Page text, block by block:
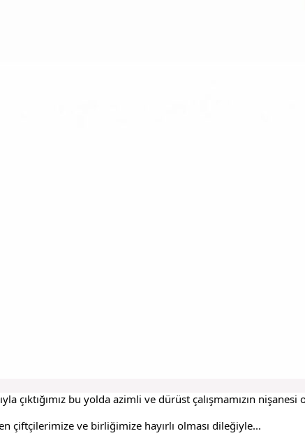
çıktığımız bu yolda azimli ve dürüst çalışmamızın
çiftçilerimize ve birliğimize hayırlı olması dileğiyle...